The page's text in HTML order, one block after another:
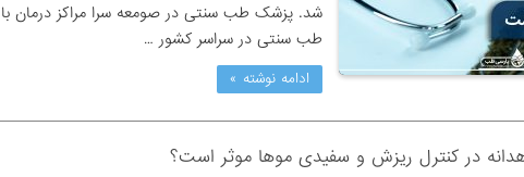
شد. پزشک طب سنتی در صومعه سرا مراکز درمان با
طب سنتی در سراسر کشور …
ادامه نوشته »
در کنترل ریزش و سفیدی موها موثر است؟